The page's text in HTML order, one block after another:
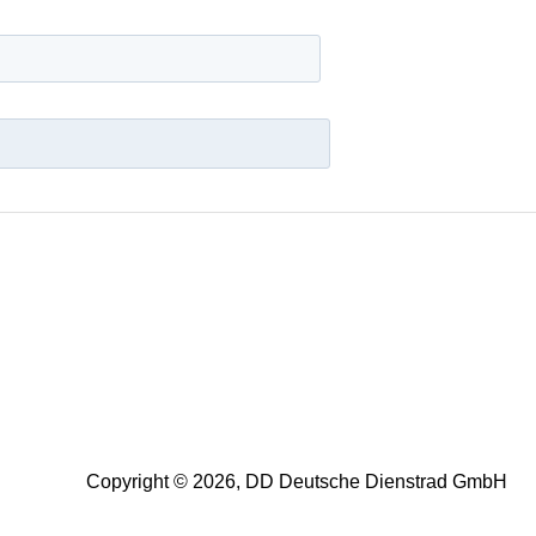
Copyright © 2026, DD Deutsche Dienstrad GmbH